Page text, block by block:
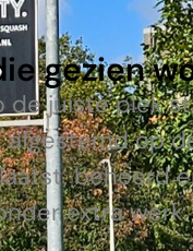
gezien
juiste plek
op
beheerd
extra werk.